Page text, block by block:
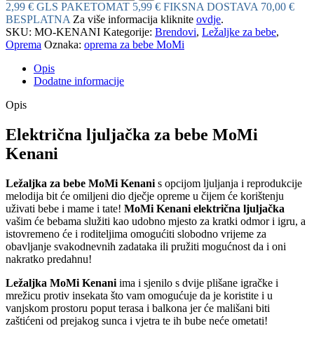
2,99 € GLS PAKETOMAT 5,99 € FIKSNA DOSTAVA 70,00 €
BESPLATNA Za više informacija kliknite ovdje.
SKU: MO-KENANI Kategorije: Brendovi, Ležaljke za bebe,
Oprema Oznaka: oprema za bebe MoMi
Opis
Dodatne informacije
Opis
Električna ljuljačka za bebe MoMi
Kenani
Ležaljka za bebe MoMi Kenani s opcijom ljuljanja i reprodukcije
melodija bit će omiljeni dio dječje opreme u čijem će korištenju
uživati bebe i mame i tate! MoMi Kenani električna ljuljačka
vašim će bebama služiti kao udobno mjesto za kratki odmor i igru, a
istovremeno će i roditeljima omogućiti slobodno vrijeme za
obavljanje svakodnevnih zadataka ili pružiti mogućnost da i oni
nakratko predahnu!
Ležaljka MoMi Kenani ima i sjenilo s dvije plišane igračke i
mrežicu protiv insekata što vam omogućuje da je koristite i u
vanjskom prostoru poput terasa i balkona jer će mališani biti
zaštićeni od prejakog sunca i vjetra te ih bube neće ometati!